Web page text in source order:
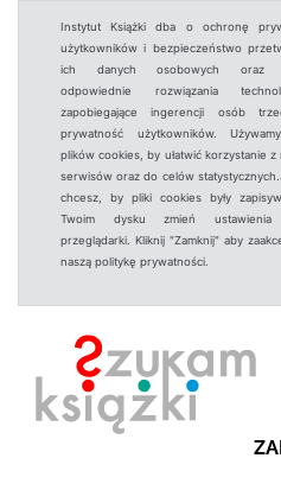
Instytut Książki dba o ochronę
użytkowników i bezpieczeństwo
ich danych osobowych oraz
odpowiednie rozwiązania
zapobiegające ingerencji osób
prywatność użytkowników.
plików cookies, by ułatwić korzystanie z
serwisów oraz do celów
chcesz, by pliki cookies były
Twoim dysku zmień ustawienia
przeglądarki. Kliknij "Zamknij" aby
naszą politykę prywatności.